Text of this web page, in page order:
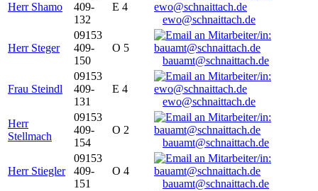
Herr Shamo
409-
132
E 4
ewo@schnaittach.de
Herr Steger
09153
409-
150
O 5
bauamt@schnaittach.de
Frau Steindl
09153
409-
131
E 4
ewo@schnaittach.de
Herr
Stellmach
09153
409-
154
O 2
bauamt@schnaittach.de
Herr Stiegler
09153
409-
151
O 4
bauamt@schnaittach.de